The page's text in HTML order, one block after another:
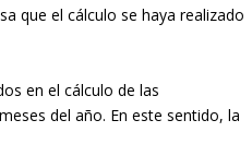
que el cálculo se haya realizado
en el cálculo de las
del año. En este sentido, la